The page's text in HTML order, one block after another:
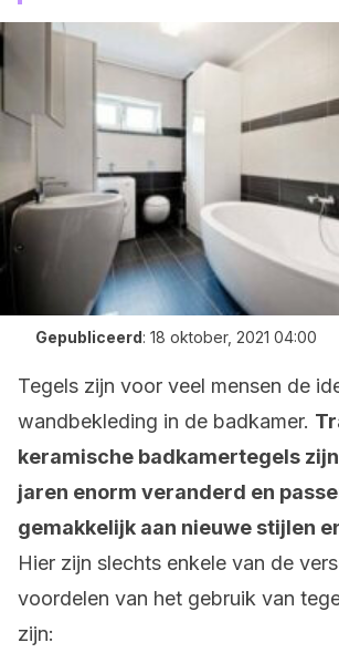
Gepubliceerd: 18 oktober, 2021 04:00
Tegels zijn voor veel mensen de
wandbekleding in de badkamer.
keramische badkamertegels
jaren enorm veranderd en
gemakkelijk aan nieuwe stijlen
Hier zijn slechts enkele van de
voordelen van het gebruik van
zijn: